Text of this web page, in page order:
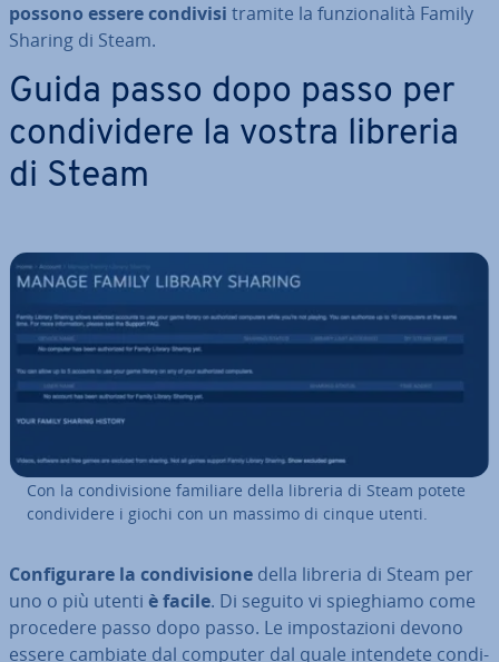
possono essere condivisi tramite la fun­zio­na­li­tà Family
Sharing di Steam.
Guida passo dopo passo per
con­di­vi­de­re la vostra libreria
di Steam
Con la con­di­vi­sio­ne familiare della libreria di Steam potete
con­di­vi­de­re i giochi con un massimo di cinque utenti.
Con­fi­gu­ra­re la con­di­vi­sio­ne della libreria di Steam per
uno o più utenti è facile. Di seguito vi spie­ghia­mo come
procedere passo dopo passo. Le im­po­sta­zio­ni devono
essere cambiate dal computer dal quale intendete con­di­